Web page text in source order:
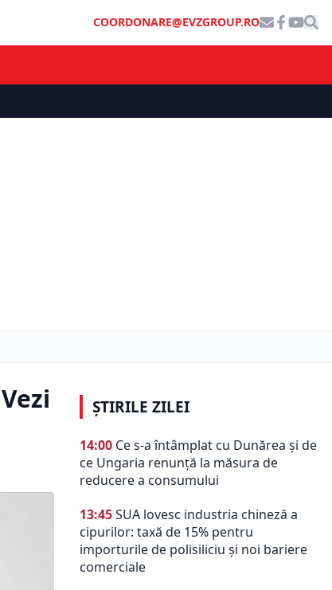
COORDONARE@EVZGROUP.RO
ȘTIRILE ZILEI
14:00 Ce s-a întâmplat cu Dunărea și de
ce Ungaria renunță la măsura de
reducere a consumului
13:45SUA lovesc industria chineză a
cipurilor: taxă de 15% pentru
importurile de polisiliciu și noi bariere
comerciale